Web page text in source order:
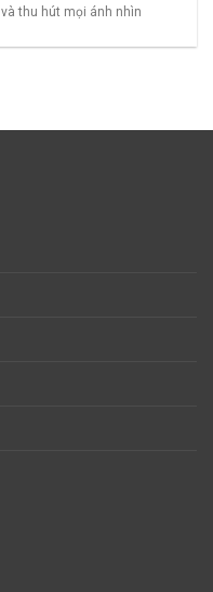
và thu hút mọi ánh nhìn